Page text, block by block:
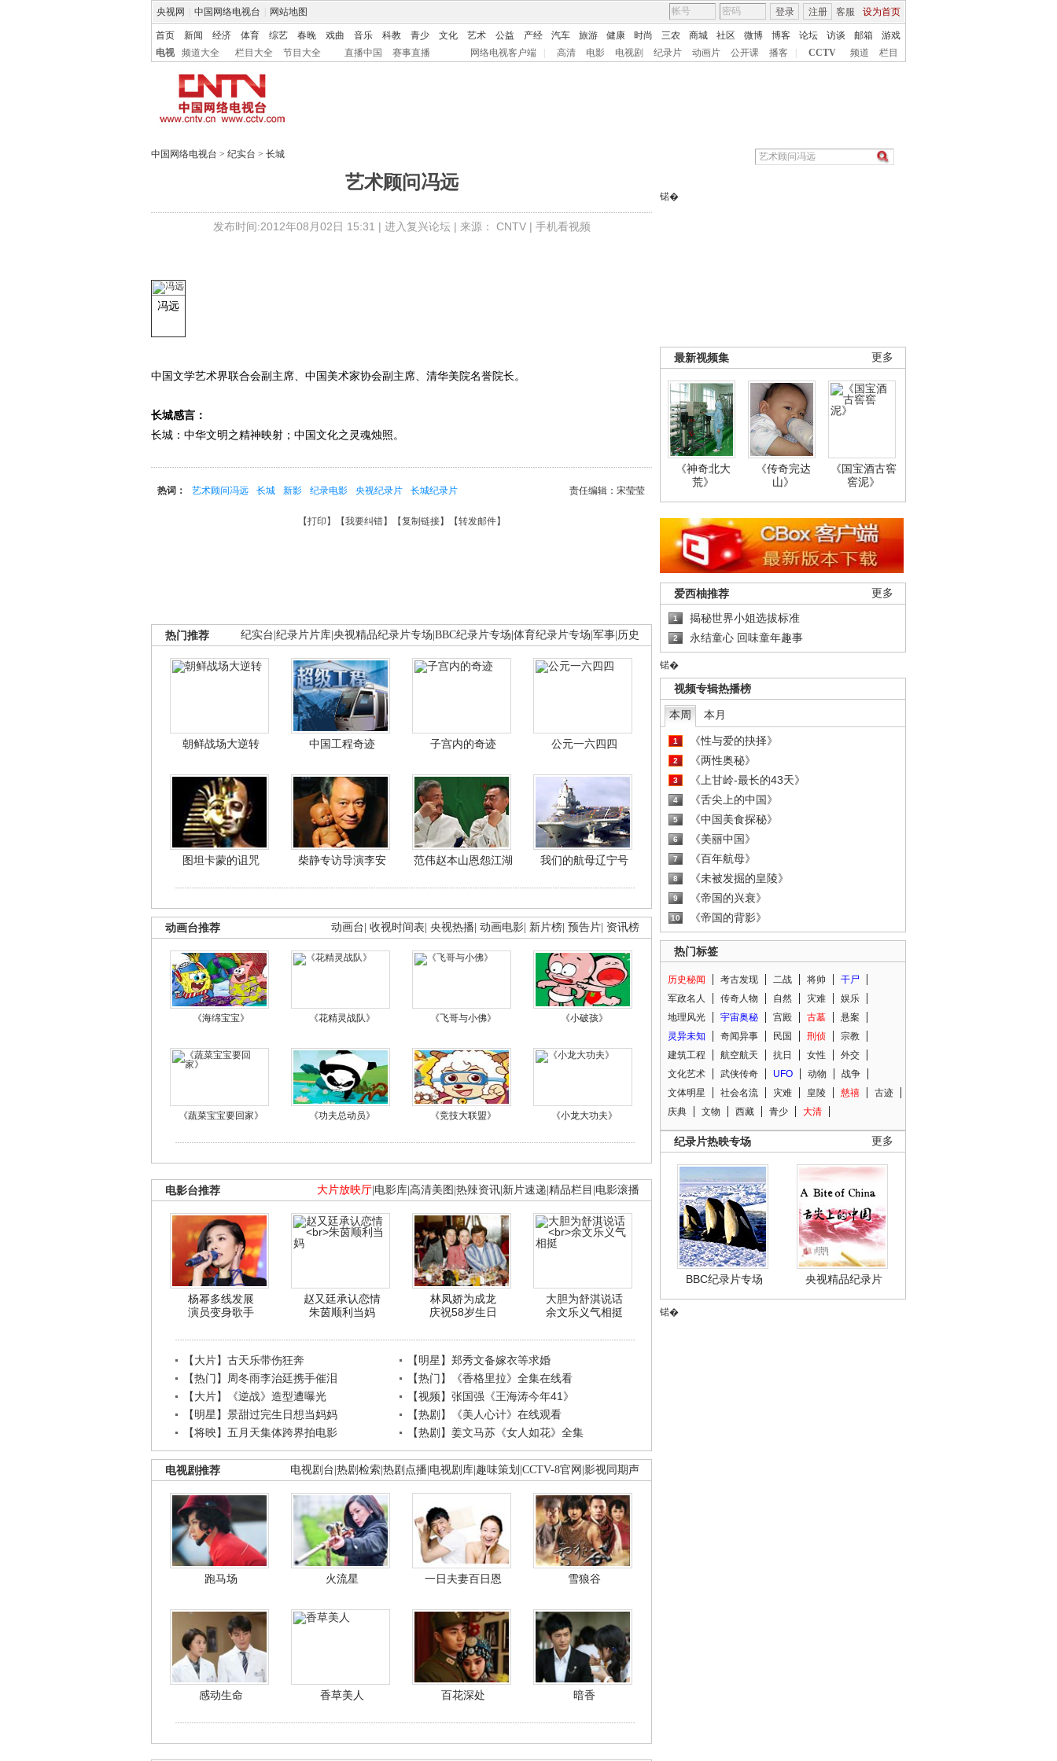
央视网 中国网络电视台 网站地图 客服 设为首页
登录 注册
首页 新闻 经济 体育 综艺 春晚 戏曲 音乐 科教 青少 文化 艺术 公益 产经 汽车 旅游 健康 时尚 三农 商城 社区 微博 博客 论坛 访谈 邮箱
游戏
电视
频道大全 栏目大全 节目大全 直播中国 赛事直播 网络电视客户端 高清 电影 电视剧 纪录片 动画片 公开课 播客 CCTV 频道 栏目
中国网络电视台 > 纪实台 > 长城
锘�
更多
最新视频集
《神奇北大
荒》
《传奇完达
山》
《国宝酒古窖
窖泥》
更多
爱西柚推荐
1 揭秘世界小姐选拔标准
2 永结童心 回味童年趣事
锘�
视频专辑热播榜
本周 本月
1 《性与爱的抉择》
2 《两性奥秘》
3 《上甘岭-最长的43天》
4 《舌尖上的中国》
5 《中国美食探秘》
6 《美丽中国》
7 《百年航母》
8 《未被发掘的皇陵》
9 《帝国的兴衰》
10 《帝国的背影》
热门标签
历史秘闻 考古发现 二战 将帅
干尸
军政名人
传奇人物 自然 灾难
娱乐
地理风光
宇宙奥秘 宫殿 古墓
悬案
灵异未知
奇闻异事 民国 刑侦
宗教
建筑工程
航空航天 抗日 女性
外交
文化艺术
武侠传奇 UFO 动物
战争
文体明星
社会名流 灾难 皇陵 慈禧
古迹
庆典
文物 西藏 青少 大清
更多
纪录片热映专场
BBC纪录片专场 央视精品纪录片
锘�
艺术顾问冯远
发布时间:2012年08月02日 15:31 | 进入复兴论坛| 来源： CNTV| 手机看视频
冯远
中国文学艺术界联合会副主席、中国美术家协会副主席、清华美院名誉院长。
长城感言：
长城：中华文明之精神映射；中国文化之灵魂烛照。
责任编辑：宋莹莹
热词： 艺术顾问冯远 长城 新影 纪录电影 央视纪录片 长城纪录片
【打印 】【我要纠错】【复制链接】【转发邮件】
纪实台 纪录片片库 央视精品纪录片专场 BBC纪录片专场 体育纪录片专场 军事 历史
热门推荐
朝鲜战场大逆转 中国工程奇迹 子宫内的奇迹 公元一六四四
图坦卡蒙的诅咒 柴静专访导演李安 范伟赵本山恩怨江湖 我们的航母辽宁号
动画台 收视时间表 央视热播 动画电影 新片榜 预告片 资讯榜
动画台推荐
《海绵宝宝》 《花精灵战队》 《飞哥与小佛》 《小破孩》
《蔬菜宝宝要回家》 《功夫总动员》 《竞技大联盟》 《小龙大功夫》
大片放映厅 电影库 高清美图 热辣资讯 新片速递 精品栏目 电影滚播
电影台推荐
杨幂多线发展
演员变身歌手
赵又廷承认恋情
朱茵顺利当妈
林凤娇为成龙
庆祝58岁生日
大胆为舒淇说话
余文乐义气相挺
【大片】古天乐带伤狂奔
【明星】郑秀文备嫁衣等求婚
【热门】周冬雨李治廷携手催泪
【热门】《香格里拉》全集在线看
【大片】《逆战》造型遭曝光
【视频】张国强《王海涛今年41》
【明星】景甜过完生日想当妈妈
【热剧】《美人心计》在线观看
【将映】五月天集体跨界拍电影
【热剧】姜文马苏《女人如花》全集
电视剧台 热剧检索 热剧点播 电视剧库 趣味策划 CCTV-8官网 影视同期声
电视剧推荐
跑马场 火流星 一日夫妻百日恩 雪狼谷
感动生命 香草美人 百花深处 暗香